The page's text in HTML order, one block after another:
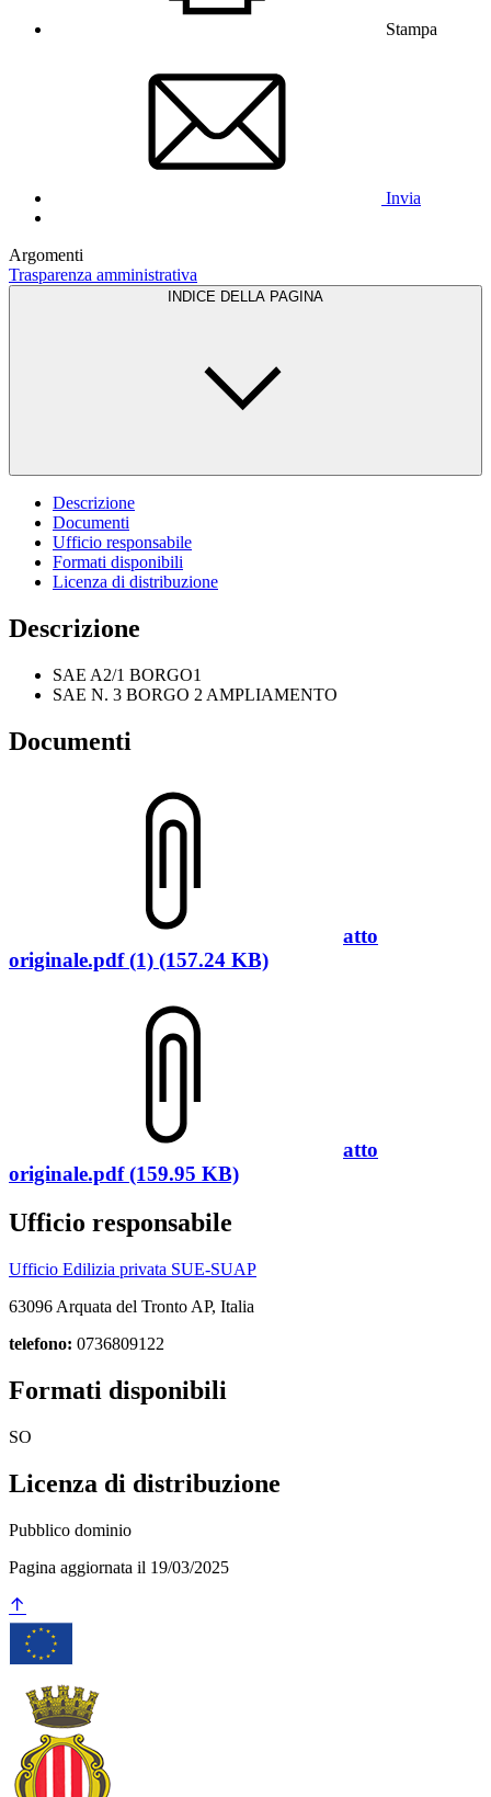
Stampa
Invia
Argomenti
Trasparenza amministrativa
INDICE DELLA PAGINA
Descrizione
Documenti
Ufficio responsabile
Formati disponibili
Licenza di distribuzione
Descrizione
SAE A2/1 BORGO1
SAE N. 3 BORGO 2 AMPLIAMENTO
Documenti
atto
originale.pdf (1) (157.24 KB)
atto
originale.pdf (159.95 KB)
Ufficio responsabile
Ufficio Edilizia privata SUE-SUAP
63096 Arquata del Tronto AP, Italia
telefono: 0736809122
Formati disponibili
SO
Licenza di distribuzione
Pubblico dominio
Pagina aggiornata il 19/03/2025